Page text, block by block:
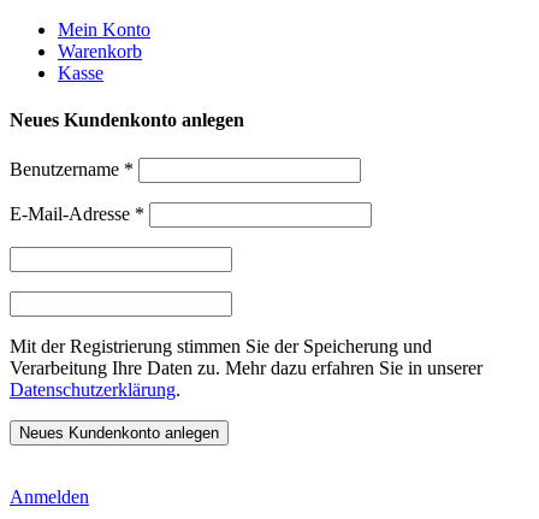
Weiter
zum
Inhalt
Mein Konto
Warenkorb
Kasse
Neues Kundenkonto anlegen
Benutzername *
E-Mail-Adresse *
Mit der Registrierung stimmen Sie der Speicherung und
Verarbeitung Ihre Daten zu. Mehr dazu erfahren Sie in unserer
Datenschutzerklärung.
Anmelden